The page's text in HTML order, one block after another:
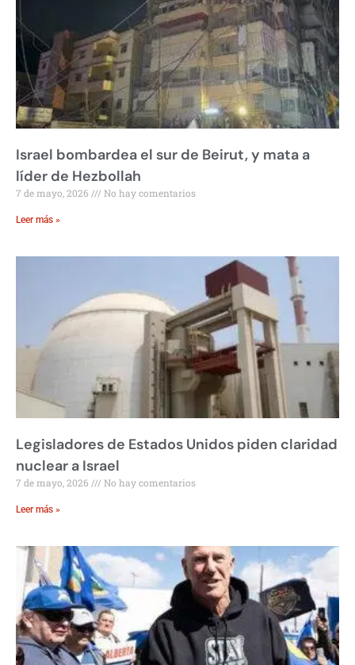
Israel bombardea el sur de Beirut, y mata a
líder de Hezbollah
7 de mayo, 2026 No hay comentarios
Leer más »
Legisladores de Estados Unidos piden claridad
nuclear a Israel
7 de mayo, 2026 No hay comentarios
Leer más »